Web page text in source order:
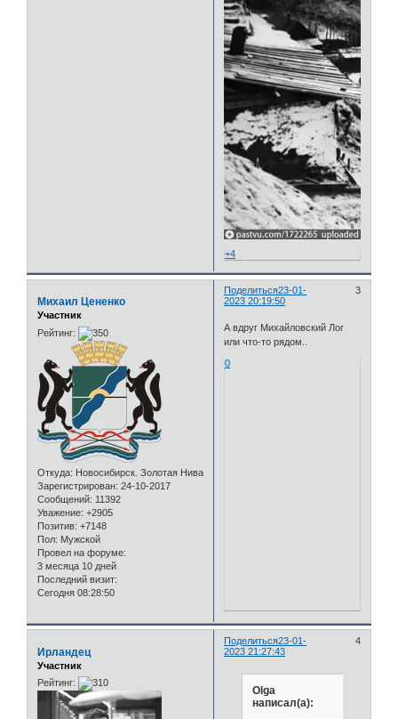
+4
Поделиться 3
23-01-
2023 20:19:50
Михаил Цененко
Участник
Рейтинг:
Откуда: Новосибирск. Золотая Нива
Зарегистрирован: 24-10-2017
Сообщений: 11392
Уважение: +2905
Позитив: +7148
Пол: Мужской
Провел на форуме:
3 месяца 10 дней
Последний визит:
Сегодня 08:28:50
А вдруг Михайловский Лог
или что-то рядом..
0
Поделиться 4
23-01-
2023 21:27:43
Ирландец
Участник
Рейтинг:
Olga
написал(а):